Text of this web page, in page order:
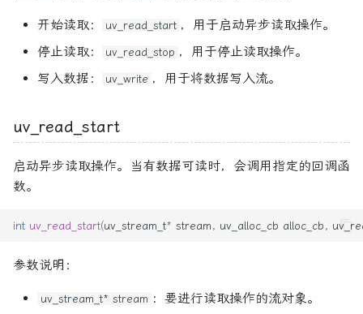
开始读取： uv_read_start ，用于启动异步读取操作。
停止读取：
uv_read_stop ，用于停止读取操作。
写入数据：
uv_write ，用于将数据写入流。
uv_read_start
启动异步读取操作。当有数据可读时，会调用指定的回调函
数。
int uv_read_start(uv_stream_t* stream, uv_alloc_cb alloc_cb,
参数说明：
uv_stream_t* stream ：要进行读取操作的流对象。